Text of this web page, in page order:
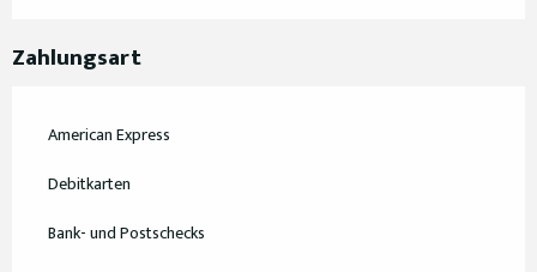
Zahlungsart
American Express
Debitkarten
Bank- und Postschecks